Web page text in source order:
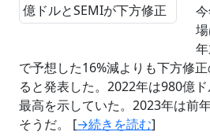
で予想した16%減よりも下方修
ると発表した。2022年は980億
最高を示していた。2023年は前
そうだ。 [→続きを読む]